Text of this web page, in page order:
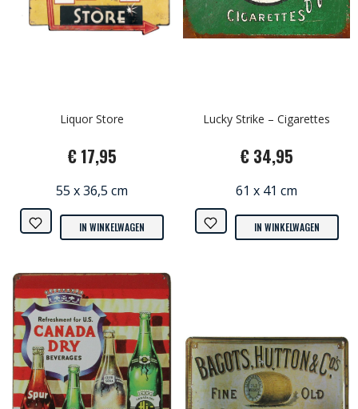
Liquor Store
€ 17,95
55 x 36,5 cm
IN WINKELWAGEN
Lucky Strike – Cigarettes
€ 34,95
61 x 41 cm
IN WINKELWAGEN